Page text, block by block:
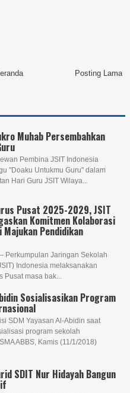
Posting Lama
Muhab Persembahkan
Pembina JSIT Indonesia
"Doaku Untukmu Guru" dalam
Hari Guru JSIT Wilaya...
Pusat 2025-2029, JSIT
Komitmen Kolaborasi
Pendidikan
Perkumpulan Jaringan Sekolah
Indonesia melaksanakan
masa bak...
Sosialisasikan Program
SDM Yayasan Al-Abidin saat
program sekolah
ABBS, Kamis (11/1/2018)
SDIT Nur Hidayah Bangun